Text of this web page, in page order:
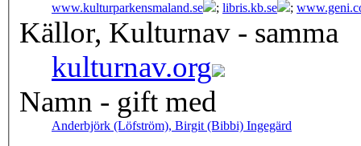
www.kulturparkensmaland.se ; libris.kb.se ;
Källor, Kulturnav - samma
kulturnav.org
Namn - gift med
Anderbjörk (Löfström), Birgit (Bibbi) Ingegärd